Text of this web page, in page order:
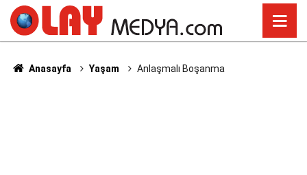
Anasayfa Yaşam Anlaşmalı Boşanma